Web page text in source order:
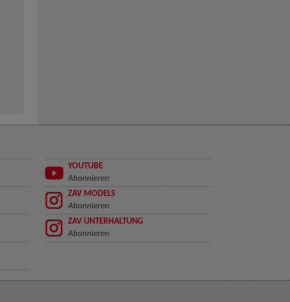
YOUTUBE
Abonnieren
ZAV MODELS
Abonnieren
ZAV UNTERHALTUNG
Abonnieren